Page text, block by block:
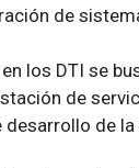
de
los DTI se
de
de